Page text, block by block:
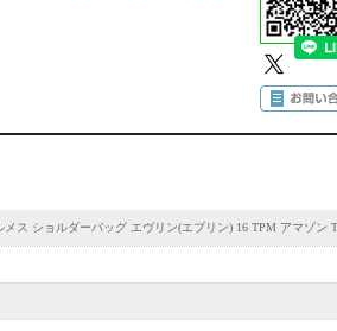
メス ショルダーバッグ エヴリン(エブリン) 16 TPM アマゾン